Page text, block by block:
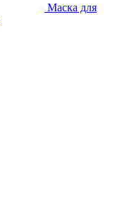
Маска для